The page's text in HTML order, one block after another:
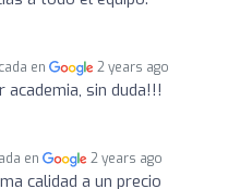
en 2 years ago
academia, sin duda!!!
en 2 years ago
calidad a un precio